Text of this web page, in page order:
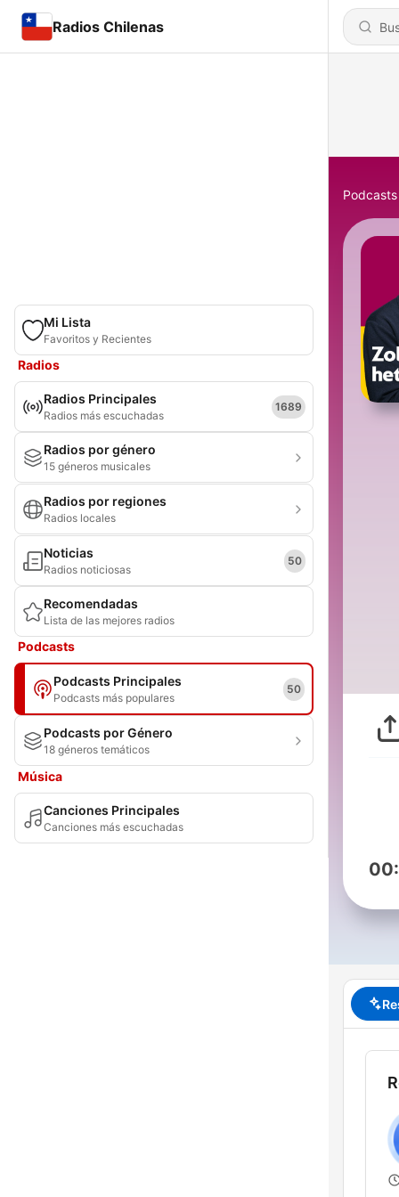
Radios Chilenas
Mi Lista
Favoritos y Recientes
Radios
Radios Principales
Radios más escuchadas
1689
Radios por género
15 géneros musicales
Radios por regiones
Radios locales
Noticias
Radios noticiosas
50
Recomendadas
Lista de las mejores radios
Podcasts
Podcasts Principales
Podcasts más populares
50
Podcasts por Género
18 géneros temáticos
Música
Canciones Principales
Canciones más escuchadas
Podcasts